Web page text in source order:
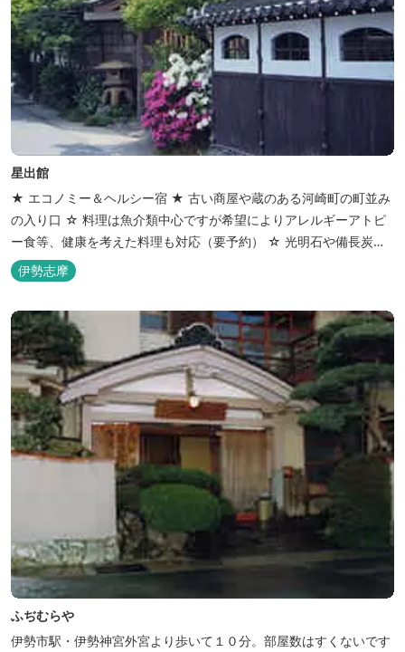
星出館
★ エコノミー＆ヘルシー宿 ★ 古い商屋や蔵のある河崎町の町並み
の入り口 ☆ 料理は魚介類中心ですが希望によりアレルギーアトピ
ー食等、健康を考えた料理も対応（要予約） ☆ 光明石や備長炭を
設置した青森ヒバと信楽焼のお風呂で心身のリフレッシュを！
【Japanese Inn Group 会員です】
伊勢志摩
ふぢむらや
伊勢市駅・伊勢神宮外宮より歩いて１０分。部屋数はすくないです